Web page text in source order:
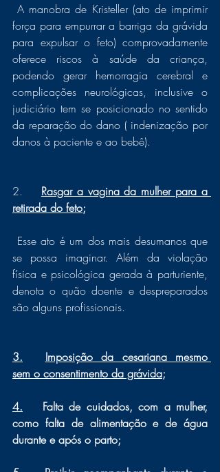
A manobra de Kristeller (ato de imprimir
força para empurrar a barriga da grávida
para expulsar o feto) comprovadamente
oferece riscos à saúde da criança,
podendo gerar hemorragia cerebral e
complicações neurológicas, inclusive o
judiciário tem se posicionado no sentido
da reparação do dano ( indenização por
danos à paciente e ao bebê).
Rasgar a vagina da mulher para a
retirada do feto;
se possa imaginar. Além da violação
física e psicológica gerada à parturiente,
denota o quão doente e despreparados
são alguns profissionais.
3.	Imposição da cesariana mesmo
sem o consentimento da grávida;
Falta de cuidados, com a mulher,
como falta de alimentação e de água
durante e após o parto;